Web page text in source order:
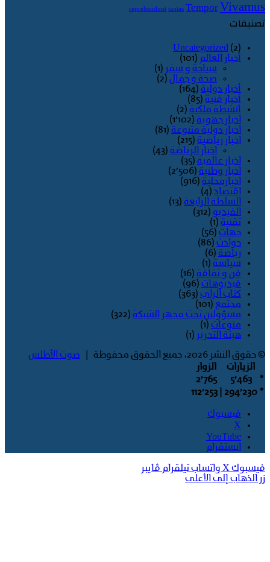
reprehendunt tantas Tempor Vivamus
تصنيفات
Uncategorized (2)
أخبار العالم (101)
سياحة و سفر (1)
صحة و جمال (2)
أخبار دولية (164)
أخبار فنية (85)
أنشطة ملكية (2)
اخبار جهوية (1٬102)
اخبار دولية متنوعة (81)
اخبار رياضية (215)
اخبار الرياضة (43)
اخبار عالمية (35)
اخبار وطنية (2٬506)
اخبارمحلية (916)
اقتصاد (4)
السلطة الرابعة (13)
الفيديو (312)
تقنية (1)
جهات (56)
حوادث (86)
رياضة (6)
سياسة (1)
فن و ثقافة (16)
فيديوهات (96)
كتاب الراي (363)
مجتمع (101)
مسؤولين تحت مجهر الشبكة (322)
منوعات (1)
هيئة التحرير (1)
© حقوق النشر 2026، جميع الحقوق محفوظة |
صوت الأطلس
الزيارات
الزوار
*
5٬463
2٬765
* 294٬230
فيسبوك
‫X
‫YouTube
انستقرام
فيسبوك‫X واتساب تيلقرام ڤايبر
زر الذهاب إلى الأعلى